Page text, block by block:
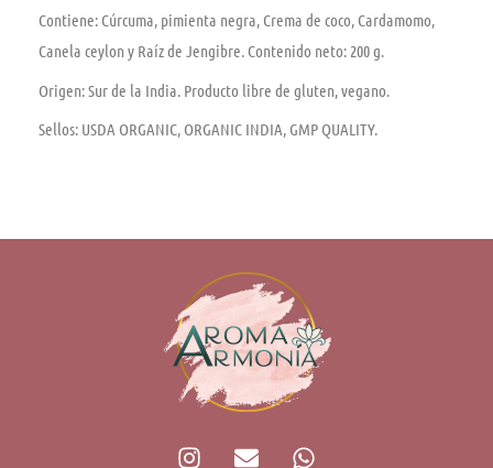
Contiene: Cúrcuma, pimienta negra, Crema de coco, Cardamomo,
Canela ceylon y Raíz de Jengibre. Contenido neto: 200 g.
Origen: Sur de la India. Producto libre de gluten, vegano.
Sellos: USDA ORGANIC, ORGANIC INDIA, GMP QUALITY.
I
E
W